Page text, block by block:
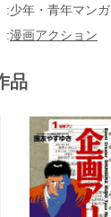
少年・青年マンガ
漫画アクション
品